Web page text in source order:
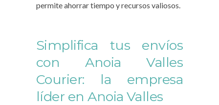
permite ahorrar tiempo y recursos valiosos.
Simplifica tus envíos
con Anoia Valles
Courier: la empresa
líder en Anoia Valles